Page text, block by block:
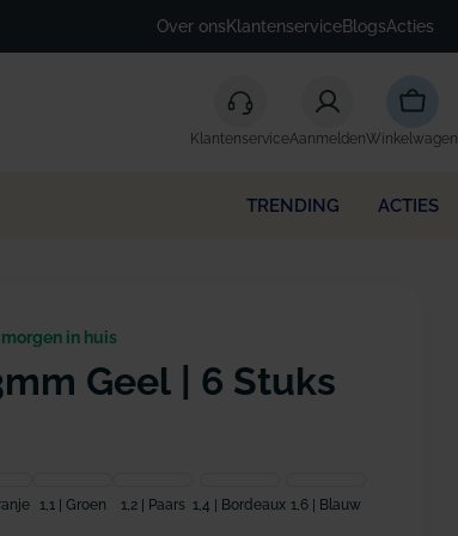
Over onsKlantenserviceBlogsActies
KlantenserviceAanmeldenWinkelwagen
TRENDING ACTIES
morgen in huis
Geel | 6 Stuks
1,1 | Groen 1,2 | Paars 1,4 | Bordeaux 1,6 | Blauw